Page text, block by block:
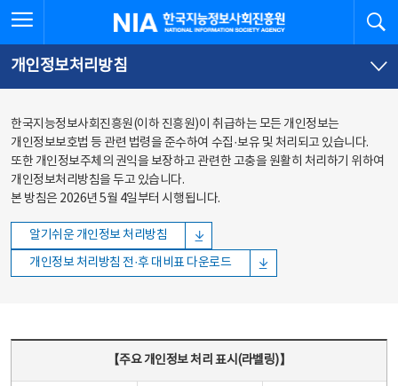
바로가기
바로가기
한국지능정보사회진흥원
개인정보처리방침
한국지능정보사회진흥원(이하 진흥원)이 취급하는 모든 개인정보는
개인정보보호법 등 관련 법령을 준수하여 수집·보유 및 처리되고 있습니다.
또한 개인정보주체의 권익을 보장하고 관련한 고충을 원활히 처리하기 위하여
개인정보처리방침을 두고 있습니다.
본 방침은 2026년 5월 4일부터 시행됩니다.
알기쉬운 개인정보 처리방침
개인정보 처리방침 전·후 대비표 다운로드
【주요 개인정보 처리 표시(라벨링)】